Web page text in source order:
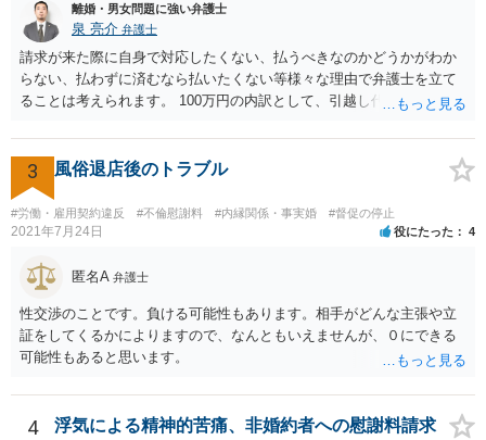
離婚・男女問題に強い弁護士
泉 亮介 弁護士
請求が来た際に自身で対応したくない、払うべきなのかどうかがわか
らない、払わずに済むなら払いたくない等様々な理由で弁護士を立て
ることは考えられます。 100万円の内訳として、引越し代等でどの程
によっても追加での請求については変わってくるかと思われます。 ま
た、請求する金額によっては、相手方の判断として、それで全て終わ
るのであれば払っておしまいにする、という考え方もあり得ます。
3 風俗退店後のトラブル
#労働・雇用契約違反 #不倫慰謝料 #内縁関係・事実婚 #督促の停止
2021年7月24日 役にたった 4
匿名A 弁護士
性交渉のことです。負ける可能性もあります。相手がどんな主張や立
証をしてくるかによりますので、なんともいえませんが、０にできる
可能性もあると思います。
4
浮気による精神的苦痛、非婚約者への慰謝料請求